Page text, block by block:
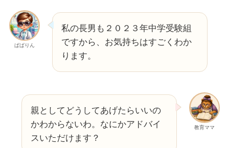
ぱぱりん
私の長男も２０２３年中学受験組
ですから、お気持ちはすごくわか
ります。
教育ママ
親としてどうしてあげたらいいの
かわからないわ。なにかアドバイ
スいただけます？